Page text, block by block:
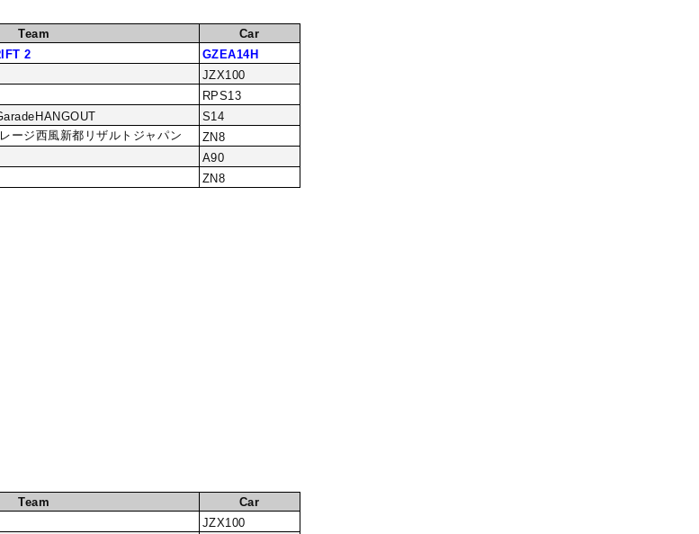
Team
Car
2
GZEA14H
JZX100
RPS13
S14
ージ西風新都リザルトジャパン
ZN8
A90
ZN8
Team
Car
JZX100